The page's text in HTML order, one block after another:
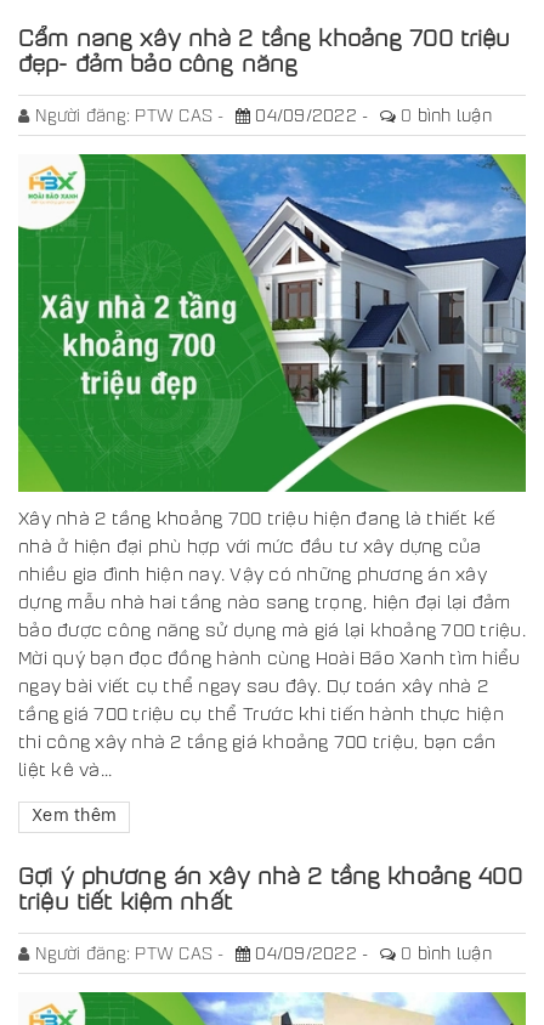
Cẩm nang xây nhà 2 tầng khoảng 700 triệu
đẹp- đảm bảo công năng
Người đăng: PTW CAS 04/09/2022 0 bình luận
Xây nhà 2 tầng khoảng 700 triệu hiện đang là thiết kế
nhà ở hiện đại phù hợp với mức đầu tư xây dựng của
nhiều gia đình hiện nay. Vậy có những phương án xây
dựng mẫu nhà hai tầng nào sang trọng, hiện đại lại đảm
bảo được công năng sử dụng mà giá lại khoảng 700 triệu.
Mời quý bạn đọc đồng hành cùng Hoài Bão Xanh tìm hiểu
ngay bài viết cụ thể ngay sau đây. Dự toán xây nhà 2
tầng giá 700 triệu cụ thể Trước khi tiến hành thực hiện
thi công xây nhà 2 tầng giá khoảng 700 triệu, bạn cần
liệt kê và...
Xem thêm
Gợi ý phương án xây nhà 2 tầng khoảng 400
triệu tiết kiệm nhất
Người đăng: PTW CAS 04/09/2022 0 bình luận